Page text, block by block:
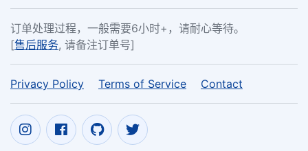
订单处理过程，一般需要6小时+，请耐心等待。
[售后服务, 请备注订单号]
Privacy Policy Terms of Service Contact